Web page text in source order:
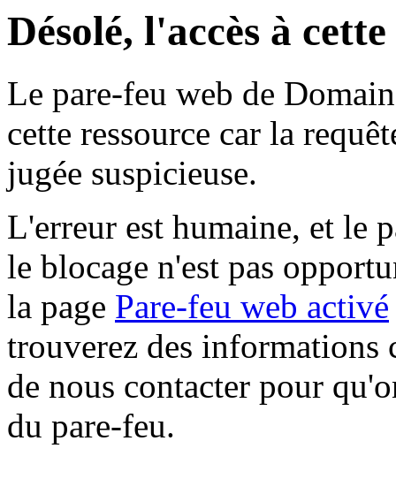
Désolé, l'accès à
Le pare-feu web de
cette ressource car la
jugée suspicieuse.
L'erreur est humaine, et le
le blocage n'est pas
la page Pare-feu web activé
trouverez des informations
de nous contacter pour
du pare-feu.